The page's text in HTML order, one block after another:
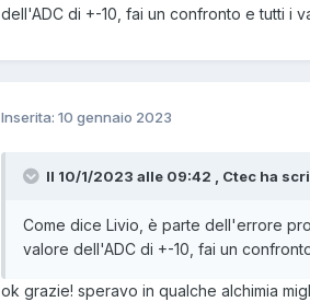
dell'ADC di +-10, fai un confronto e tutti i
Inserita: 10 gennaio 2023
Il 10/1/2023 alle 09:42 , Ctec ha
Come dice Livio, è parte dell'errore
valore dell'ADC di +-10, fai un
ok grazie! speravo in qualche alchimia